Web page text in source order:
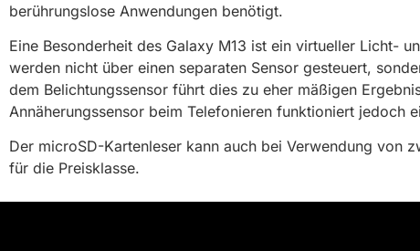
berührungslose Anwendungen benötigt.
Eine Besonderheit des Galaxy M13 ist ein virtueller Licht-
werden nicht über einen separaten Sensor gesteuert,
dem Belichtungssensor führt dies zu eher mäßigen
Annäherungssensor beim Telefonieren funktioniert jedoch
Der microSD-Kartenleser kann auch bei Verwendung von
für die Preisklasse.